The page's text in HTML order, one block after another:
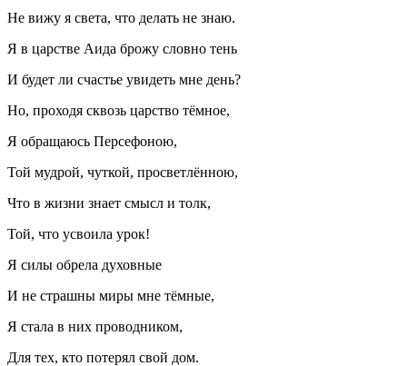
Не вижу я света, что делать не знаю.
Я в царстве Аида брожу словно тень
И будет ли счастье увидеть мне день?
Но, проходя сквозь царство тёмное,
Я обращаюсь Персефоною,
Той мудрой, чуткой, просветлённою,
Что в жизни знает смысл и толк,
Той, что усвоила урок!
Я силы обрела духовные
И не страшны миры мне тёмные,
Я стала в них проводником,
Для тех, кто потерял свой дом.